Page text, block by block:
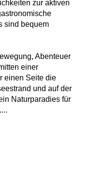
zur aktiven
sind bequem
Abenteuer
einer
einen Seite die
und auf der
Naturparadies für